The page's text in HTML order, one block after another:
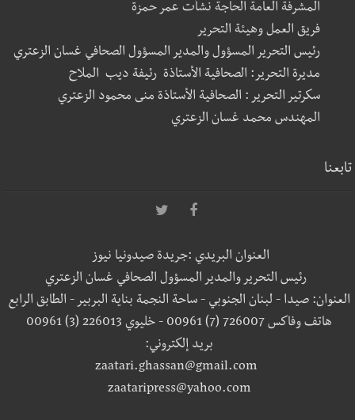
المشرفة العامة الحاجة نشأت عمر حمزة
فريق العمل وهيئة التحرير
رئيس التحرير المسؤول والمدير المسؤول الصحافي غسان الزعتري
مديرة التحرير: الصحافية الأستاذة رئيفة ديب الملاح
سكرتير التحرير : الصحافية الأستاذة منى محمود الزعتري
المهندس محمد غسان الزعتري
تابعنا
العنوان البريدي :جريدة صيدونيا نيوز
رئيس التحرير والمدير المسؤول الصحافي غسان الزعتري
العنوان: صيدا - لبنان الجنوبي - ساحة النجمة بناية البربير - الطابق الرابع
هاتف وفاكس 726007 (7) 00961 - خليوي 226013 (3) 00961
بريد إلكتروني:
zaatari.ghassan@gmail.com
zaataripress@yahoo.com